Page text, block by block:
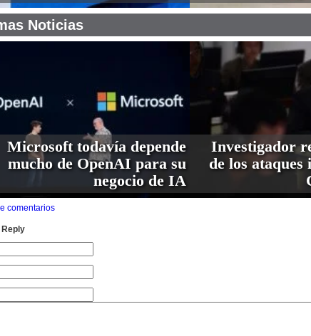
Noticias
Microsoft todavía depende
mucho de OpenAI para su
negocio de IA
Investigador
de los
comentarios
Reply